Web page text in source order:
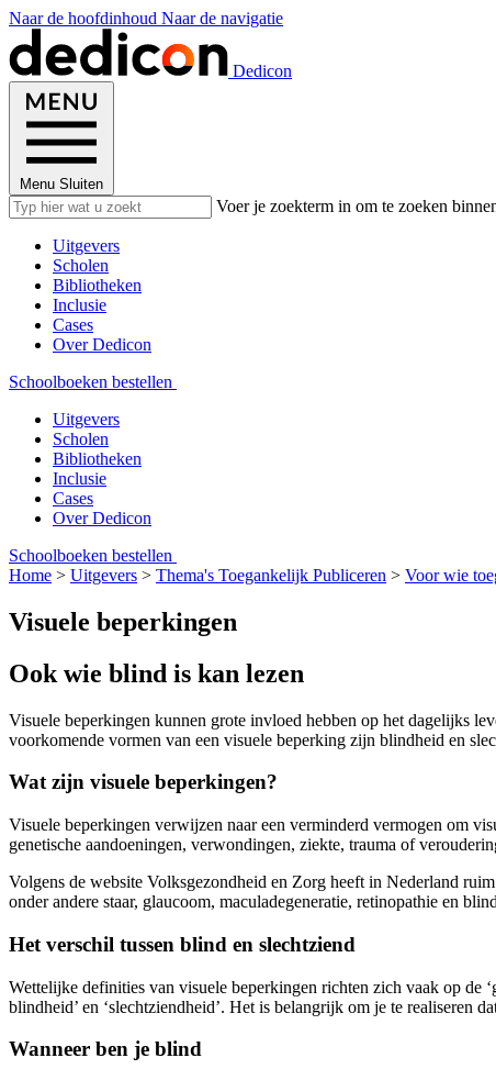
Naar de hoofdinhoud Naar de navigatie
Dedicon
Menu Sluiten
Voer je zoekterm in om te zoeken
Uitgevers
Scholen
Bibliotheken
Inclusie
Cases
Over Dedicon
Schoolboeken bestellen
Uitgevers
Scholen
Bibliotheken
Inclusie
Cases
Over Dedicon
Schoolboeken bestellen
Home > Uitgevers > Thema's Toegankelijk Publiceren > Voor wie
Visuele beperkingen
Ook wie blind is kan lezen
Visuele beperkingen kunnen grote invloed hebben op het dagelijks
voorkomende vormen van een visuele beperking zijn blindheid en
Wat zijn visuele beperkingen?
Visuele beperkingen verwijzen naar een verminderd vermogen om
genetische aandoeningen, verwondingen, ziekte, trauma of
Volgens de website Volksgezondheid en Zorg heeft in Nederland
onder andere staar, glaucoom, maculadegeneratie, retinopathie en
Het verschil tussen blind en slechtziend
Wettelijke definities van visuele beperkingen richten zich vaak op de
blindheid’ en ‘slechtziendheid’. Het is belangrijk om je te realiseren
Wanneer ben je blind